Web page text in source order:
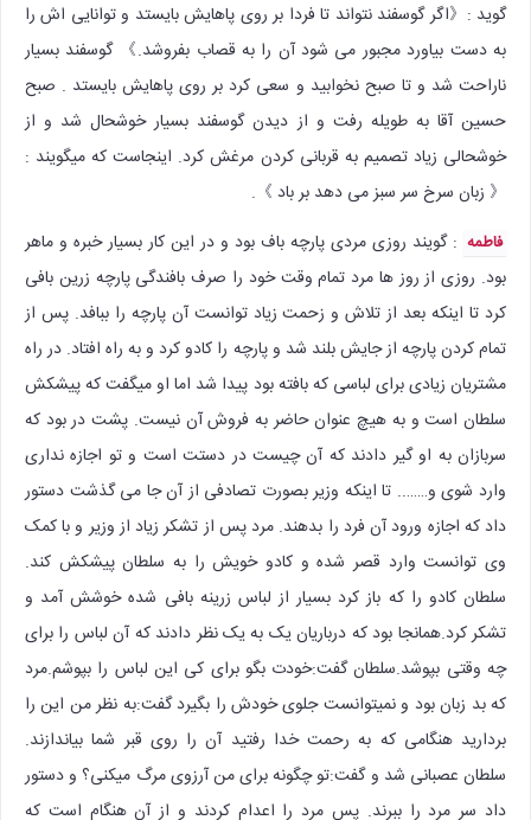
گوید :《اگر گوسفند نتواند تا فردا بر روی پاهایش بایستد و توانایی اش را
به دست بیاورد مجبور می شود آن را به قصاب بفروشد.》 گوسفند بسیار
ناراحت شد و تا صبح نخوابید و سعی کرد بر روی پاهایش بایستد . صبح
حسین آقا به طویله رفت و از دیدن گوسفند بسیار خوشحال شد و از
خوشحالی زیاد تصمیم به قربانی کردن مرغش کرد. اینجاست که میگویند :
《 زبان سرخ سر سبز می دهد بر باد 》.
فاطمه : گویند روزی مردی پارچه باف بود و در این کار بسیار خبره و ماهر
بود. روزی از روز ها مرد تمام وقت خود را صرف بافندگی پارچه زرین بافی
کرد تا اینکه بعد از تلاش و زحمت زیاد توانست آن پارچه را ببافد. پس از
تمام کردن پارچه از جایش بلند شد و پارچه را کادو کرد و به راه افتاد. در راه
مشتریان زیادی برای لباسی که بافته بود پیدا شد اما او میگفت که پیشکش
سلطان است و به هیچ عنوان حاضر به فروش آن نیست. پشت در بود که
سربازان به او گیر دادند که آن چیست در دستت است و تو اجازه نداری
وارد شوی و…….. تا اینکه وزیر بصورت تصادفی از آن جا می گذشت دستور
داد که اجازه ورود آن فرد را بدهند. مرد پس از تشکر زیاد از وزیر و با کمک
وی توانست وارد قصر شده و کادو خویش را به سلطان پیشکش کند.
سلطان کادو را که باز کرد بسیار از لباس زرینه بافی شده خوشش آمد و
تشکر کرد.همانجا بود که درباریان یک به یک نظر دادند که آن لباس را برای
چه وقتی بپوشد.سلطان گفت:خودت بگو برای کی این لباس را بپوشم.مرد
که بد زبان بود و نمیتوانست جلوی خودش را بگیرد گفت:به نظر من این را
بردارید هنگامی که به رحمت خدا رفتید آن را روی قبر شما بیاندازند.
سلطان عصبانی شد و گفت:تو چگونه برای من آرزوی مرگ میکنی؟ و دستور
داد سر مرد را ببرند. پس مرد را اعدام کردند و از آن هنگام است که